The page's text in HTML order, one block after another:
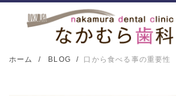
ホーム BLOG 口から食べる事の重要性